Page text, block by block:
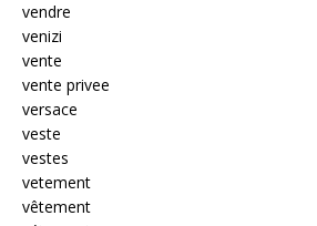
vendre
venizi
vente
vente privee
versace
veste
vestes
vetement
vêtement